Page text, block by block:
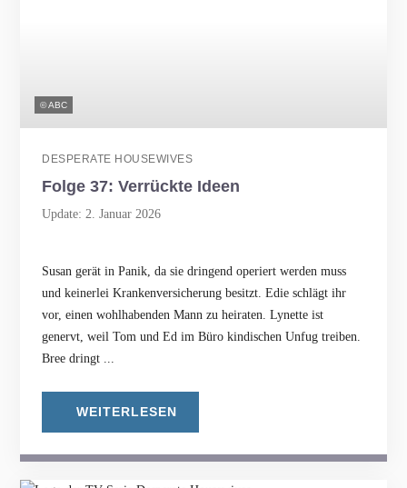
© ABC
DESPERATE HOUSEWIVES
Folge 37: Verrückte Ideen
Update: 2. Januar 2026
Susan gerät in Panik, da sie dringend operiert werden muss
und keinerlei Krankenversicherung besitzt. Edie schlägt ihr
vor, einen wohlhabenden Mann zu heiraten. Lynette ist
genervt, weil Tom und Ed im Büro kindischen Unfug treiben.
Bree dringt ...
WEITERLESEN